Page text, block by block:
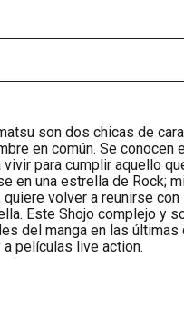
son dos chicas de
en común. Se conocen
para cumplir aquello
en una estrella de Rock;
quiere volver a reunirse
Este Shojo complejo y
del manga en las últimas
películas live action.